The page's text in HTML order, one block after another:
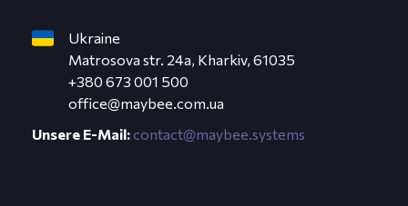
Ukraine
Matrosova str. 24a, Kharkiv, 61035
+380 673 001 500
office@maybee.com.ua
Unsere E-Mail:contact@maybee.systems